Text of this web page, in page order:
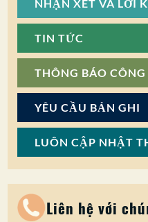
NHẬN XÉT VÀ LỜI
TIN TỨC
THÔNG BÁO
YÊU CẦU BẢN GHI
LUÔN CẬP NHẬT
Liên hệ với